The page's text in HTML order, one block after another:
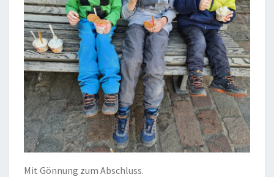
Mit Gönnung zum Abschluss.